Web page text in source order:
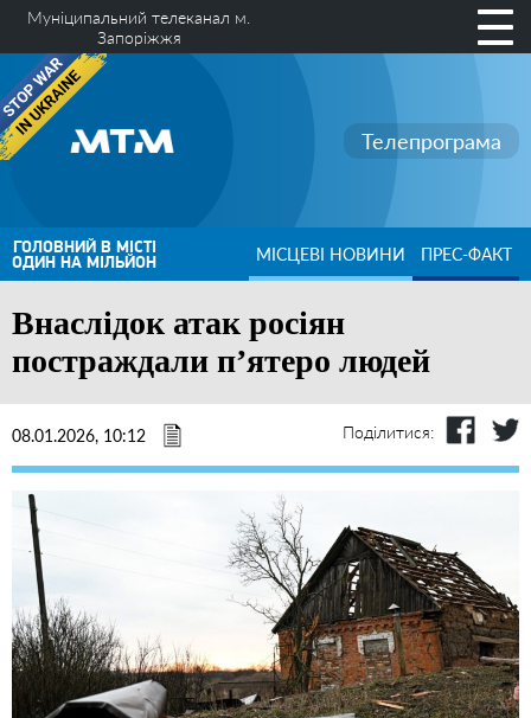
Муніципальний телеканал м.
Запоріжжя
Телепрограма
ГОЛОВНИЙ В МІСТІ
ОДИН НА МІЛЬЙОН МІСЦЕВІ НОВИНИ ПРЕС-ФАКТ
Внаслідок атак росіян
постраждали п’ятеро людей
08.01.2026, 10:12 Поділитися: